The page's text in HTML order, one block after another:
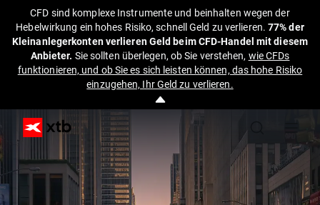
CFD sind komplexe Instrumente und beinhalten wegen der
Hebelwirkung ein hohes Risiko, schnell Geld zu verlieren.77% der
Kleinanlegerkonten verlieren Geld beim CFD-Handel mit diesem
Anbieter. Sie sollten überlegen, ob Sie verstehen, wie CFDs
funktionieren, und ob Sie es sich leisten können, das hohe Risiko
einzugehen, Ihr Geld zu verlieren.